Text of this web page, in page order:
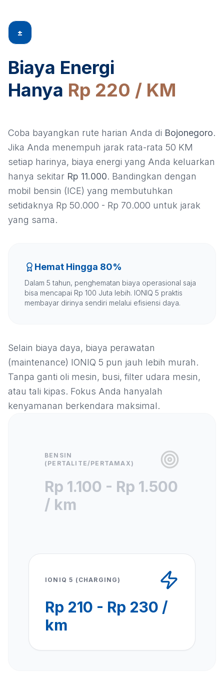
±
Biaya Energi
Hanya Rp 220 / KM
Coba bayangkan rute harian Anda di Bojonegoro.
Jika Anda menempuh jarak rata-rata 50 KM
setiap harinya, biaya energi yang Anda keluarkan
hanya sekitar Rp 11.000. Bandingkan dengan
mobil bensin (ICE) yang membutuhkan
setidaknya Rp 50.000 - Rp 70.000 untuk jarak
yang sama.
Hemat Hingga 80%
Dalam 5 tahun, penghematan biaya operasional saja
bisa mencapai Rp 100 Juta lebih. IONIQ 5 praktis
membayar dirinya sendiri melalui efisiensi daya.
Selain biaya daya, biaya perawatan
(maintenance) IONIQ 5 pun jauh lebih murah.
Tanpa ganti oli mesin, busi, filter udara mesin,
atau tali kipas. Fokus Anda hanyalah
kenyamanan berkendara maksimal.
BENSIN
(PERTALITE/PERTAMAX)
Rp 1.100 - Rp 1.500
/ km
IONIQ 5 (CHARGING)
Rp 210 - Rp 230 /
km